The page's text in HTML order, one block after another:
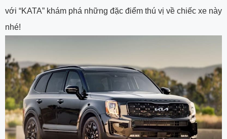
với “KATA” khám phá những đặc điểm thú vị về chiếc xe này
nhé!